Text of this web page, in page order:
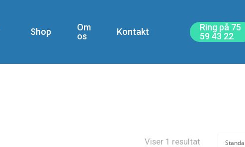
Shop
Om
os
Kontakt
Ring på 75
59 43 22
Viser 1 resultat